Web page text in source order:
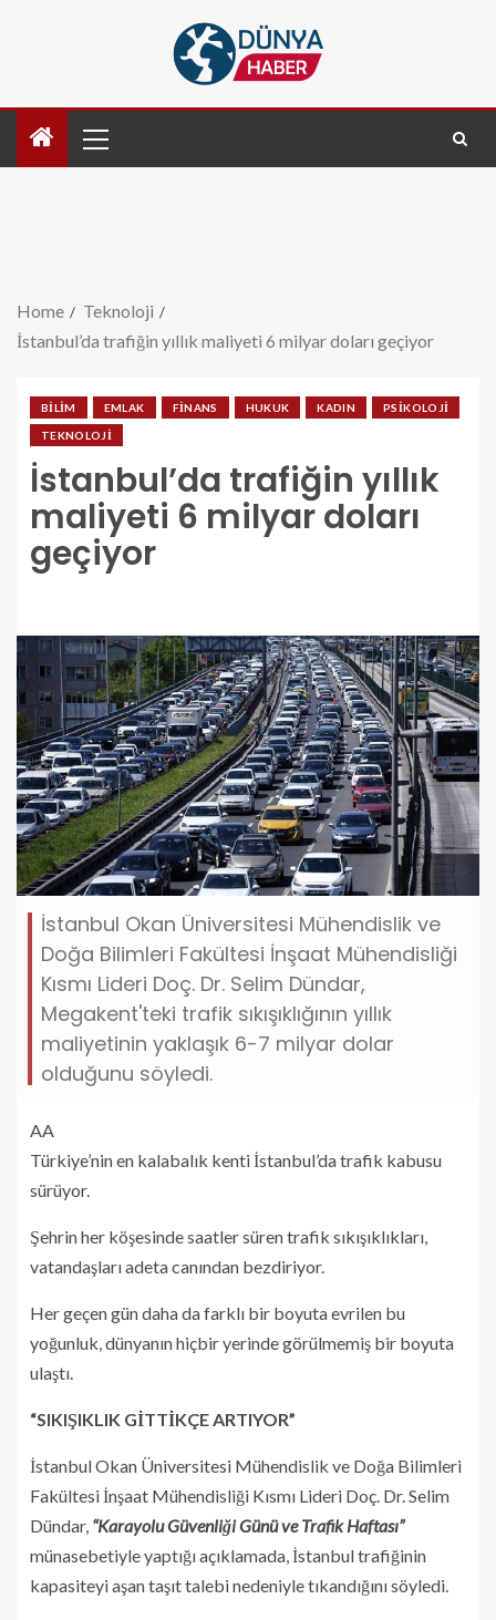
Home
Teknoloji
İstanbul’da trafiğin yıllık maliyeti 6 milyar doları geçiyor
BILIM EMLAK FINANS HUKUK KADIN PSIKOLOJI
TEKNOLOJI
İstanbul’da trafiğin yıllık
maliyeti 6 milyar doları
geçiyor
İstanbul Okan Üniversitesi Mühendislik ve
Doğa Bilimleri Fakültesi İnşaat Mühendisliği
Kısmı Lideri Doç. Dr. Selim Dündar,
Megakent'teki trafik sıkışıklığının yıllık
maliyetinin yaklaşık 6-7 milyar dolar
olduğunu söyledi.
AA
Türkiye’nin en kalabalık kenti İstanbul’da trafik kabusu
sürüyor.
Şehrin her köşesinde saatler süren trafik sıkışıklıkları,
vatandaşları adeta canından bezdiriyor.
Her geçen gün daha da farklı bir boyuta evrilen bu
yoğunluk, dünyanın hiçbir yerinde görülmemiş bir boyuta
ulaştı.
“SIKIŞIKLIK GİTTİKÇE ARTIYOR”
İstanbul Okan Üniversitesi Mühendislik ve Doğa Bilimleri
Fakültesi İnşaat Mühendisliği Kısmı Lideri Doç. Dr. Selim
Dündar, “Karayolu Güvenliği Günü ve Trafik Haftası”
münasebetiyle yaptığı açıklamada, İstanbul trafiğinin
kapasiteyi aşan taşıt talebi nedeniyle tıkandığını söyledi.